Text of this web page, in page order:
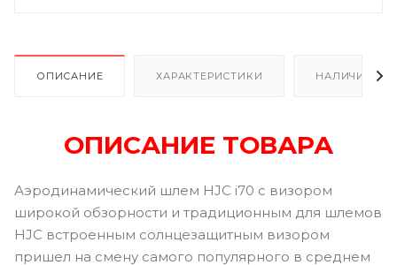
ОПИСАНИЕ ХАРАКТЕРИСТИКИ НАЛИЧИЕ В
ОПИСАНИЕ ТОВАРА
Аэродинамический шлем HJC i70 с визором
широкой обзорности и традиционным для шлемов
HJC встроенным солнцезащитным визором
пришел на смену самого популярного в среднем